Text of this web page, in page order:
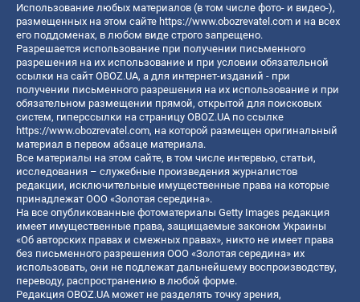
Использование любых материалов (в том числе фото- и видео-),
размещенных на этом сайте https://www.obozrevatel.com и на всех
его поддоменах, в любом виде строго запрещено.
Разрешается использование при получении письменного
разрешения на их использование и при условии обязательной
ссылки на сайт OBOZ.UA, а для интернет-изданий - при
получении письменного разрешения на их использование и при
обязательном размещении прямой, открытой для поисковых
систем, гиперссылки на страницу OBOZ.UA по ссылке
https://www.obozrevatel.com, на которой размещен оригинальный
материал в первом абзаце материала.
Все материалы на этом сайте, в том числе интервью, статьи,
исследования – служебные произведения журналистов
редакции, исключительные имущественные права на которые
принадлежат ООО «Золотая середина».
На все опубликованные фотоматериалы Getty Images редакция
имеет имущественные права, защищаемые законом Украины
«Об авторских правах и смежных правах», никто не имеет права
без письменного разрешения ООО «Золотая середина» их
использовать, они не подлежат дальнейшему воспроизводству,
переводу, распространению в любой форме.
Редакция OBOZ.UA может не разделять точку зрения,